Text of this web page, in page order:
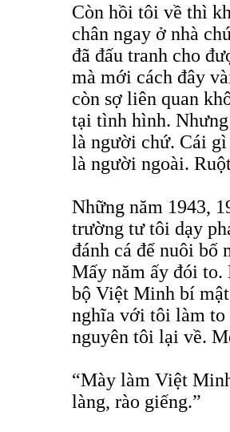
Còn hồi tôi về thì
chân ngay ở nhà
đã đấu tranh cho
mà mới cách đây
còn sợ liên quan
tại tình hình.
là người chứ. Cái
là người ngoài.
Những năm 1943,
trường tư tôi dạy
đánh cá để nuôi bố
Mấy năm ấy đói to.
bộ Việt Minh bí
nghĩa với tôi làm to
nguyên tôi lại về.
“Mày làm Việt
làng, rào giếng.”